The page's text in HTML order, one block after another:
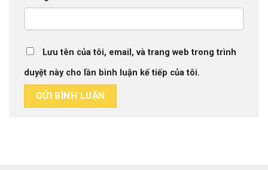
Lưu tên của tôi, email, và trang web trong trình
duyệt này cho lần bình luận kế tiếp của tôi.